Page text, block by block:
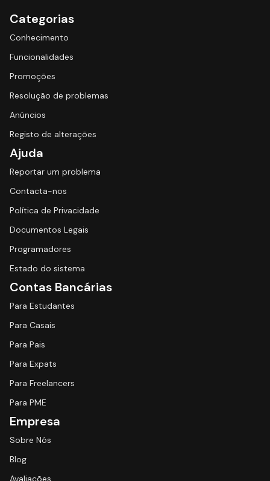
Categorias
Conhecimento
Funcionalidades
Promoções
Resolução de problemas
Anúncios
Registo de alterações
Ajuda
Reportar um problema
Contacta-nos
Política de Privacidade
Documentos Legais
Programadores
Estado do sistema
Contas Bancárias
Para Estudantes
Para Casais
Para Pais
Para Expats
Para Freelancers
Para PME
Empresa
Sobre Nós
Blog
Avaliações